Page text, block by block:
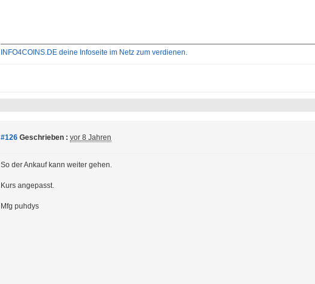
INFO4COINS.DE deine Infoseite im Netz zum verdienen.
#126 Geschrieben : vor 8 Jahren
So der Ankauf kann weiter gehen.
Kurs angepasst.
Mfg puhdys